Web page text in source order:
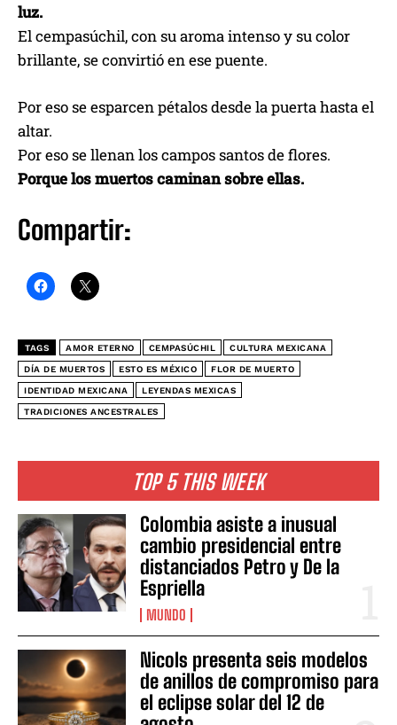
TOP 5 THIS WEEK
Colombia asiste a inusual
cambio presidencial entre
distanciados Petro y De la
Espriella
MUNDO
Nicols presenta seis modelos
de anillos de compromiso para
el eclipse solar del 12 de
luz.
El cempasúchil, con su aroma intenso y su color
brillante, se convirtió en ese puente.
Por eso se esparcen pétalos desde la puerta hasta el
altar.
Por eso se llenan los campos santos de flores.
Porque los muertos caminan sobre ellas.
Compartir:
TAGS AMOR ETERNO CEMPASÚCHIL CULTURA MEXICANA
DÍA DE MUERTOS ESTO ES MÉXICO FLOR DE MUERTO
IDENTIDAD MEXICANA LEYENDAS MEXICAS
TRADICIONES ANCESTRALES